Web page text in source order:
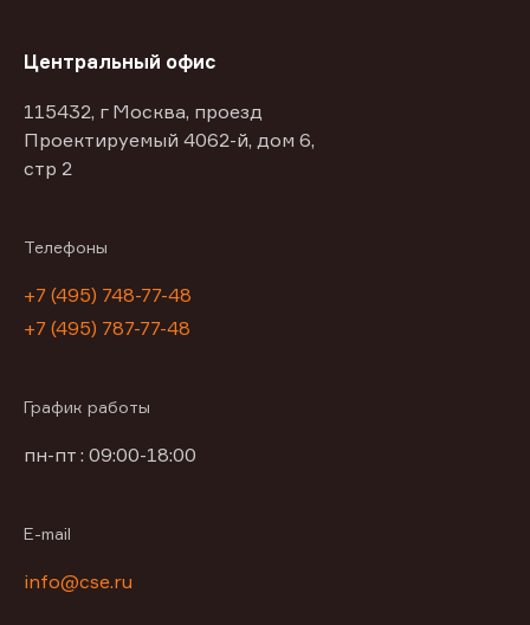
Центральный офис
115432, г Москва, проезд
Проектируемый 4062-й, дом 6,
стр 2
Телефоны
+7 (495) 748-77-48
+7 (495) 787-77-48
График работы
пн-пт : 09:00-18:00
E-mail
info@cse.ru